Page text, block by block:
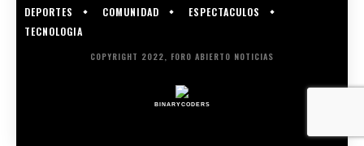
DEPORTES
COMUNIDAD
ESPECTACULOS
TECNOLOGIA
COPYRIGHT 2022, FORO ABIERTO NOTICIAS
BINARYCODERS